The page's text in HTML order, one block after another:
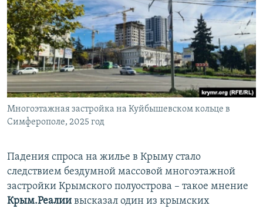
Многоэтажная застройка на Куйбышевском кольце в
Симферополе, 2025 год
Падения спроса на жилье в Крыму стало
следствием бездумной массовой многоэтажной
застройки Крымского полуострова – такое мнение
Крым.Реалии высказал один из крымских